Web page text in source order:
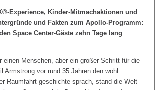
Experience, Kinder-Mitmachaktionen und
und Fakten zum Apollo-Programm:
Space Center-Gäste zehn Tage lang
einen Menschen, aber ein großer Schritt für die
Armstrong vor rund 35 Jahren den wohl
Raumfahrt-geschichte sprach, stand die Welt